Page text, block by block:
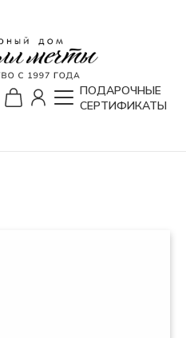
ПОДАРОЧНЫЕ
СЕРТИФИКАТЫ